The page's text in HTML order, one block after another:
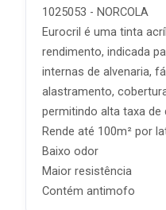
1025053 - NORCOLA
Eurocril é uma tinta
rendimento, indicada
internas de alvenaria,
alastramento,
permitindo alta taxa de
Rende até 100m² por
Baixo odor
Maior resistência
Contém antimofo